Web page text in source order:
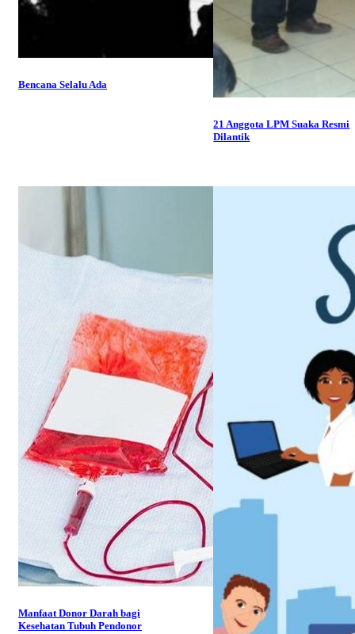
Bencana Selalu Ada
21 Anggota LPM Suaka Resmi
Dilantik
Manfaat Donor Darah bagi
Kesehatan Tubuh Pendonor